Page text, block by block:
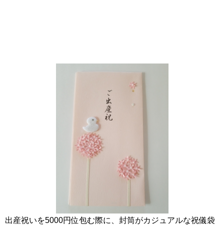
出産祝いを5000円位包む際に、封筒がカジュアルな祝儀袋